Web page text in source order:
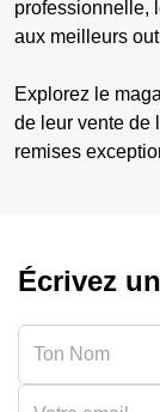
professionnelle,
aux meilleurs
Explorez le
de leur vente de
remises
Écrivez